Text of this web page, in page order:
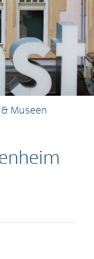
Museen